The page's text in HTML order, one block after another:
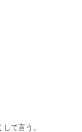
て言う。